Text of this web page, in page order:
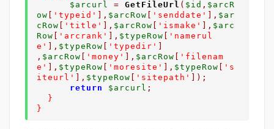
$arcurl
= GetFileUrl ( $id , $arcR
ow
'typeid' ], $arcRow 'senddate' ], $ar
cRow
' title ' ], $arcRow 'ismake' ], $arc
Row
'arcrank' ], $typeRow
'namerul
e'
], $typeRow 'typedir'
, $arcRow 'money' ], $arcRow
'filenam
e'
], $typeRow 'moresite' ], $typeRow
's
iteurl'
], $typeRow 'sitepath'
]);
return
$arcurl ;
}
}